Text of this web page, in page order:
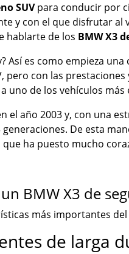
SUVpara conducir por
y con el que disfrutar al
hablarte de los BMW X3
Así es como empieza
pero con las
uno de los vehículos más
el año 2003 y, con una
generaciones. De esta
ha puesto mucho
BMW X3 de
más importantes
de larga